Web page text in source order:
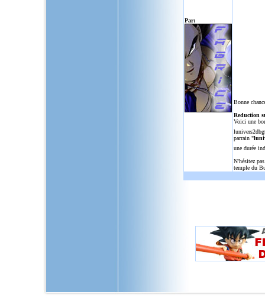
Par:
Bonne
Reduction
Voici une
parrain "
une durée
N'hésitez
temple du